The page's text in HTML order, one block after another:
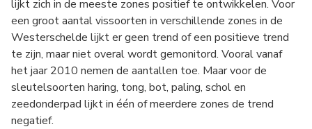
lijkt zich in de meeste zones positief te ontwikkelen. Voor
een groot aantal vissoorten in verschillende zones in de
Westerschelde lijkt er geen trend of een positieve trend
te zijn, maar niet overal wordt gemonitord. Vooral vanaf
het jaar 2010 nemen de aantallen toe. Maar voor de
sleutelsoorten haring, tong, bot, paling, schol en
zeedonderpad lijkt in één of meerdere zones de trend
negatief.